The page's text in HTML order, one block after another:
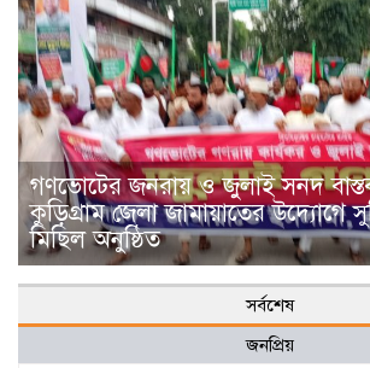
গণভোটের জনরায় ও জুলাই সনদ
কুড়িগ্রাম জেলা জামায়াতের উদ্যোগে
মিছিল অনুষ্ঠিত
সর্বশেষ
জনপ্রিয়